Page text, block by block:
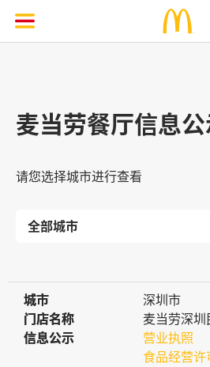
麦当劳餐厅信息
请您选择城市进行查看
城市
城市
深圳市
门店名称
门店名称
麦当劳深
信息公示
信息公示
营业执照
食品经营许